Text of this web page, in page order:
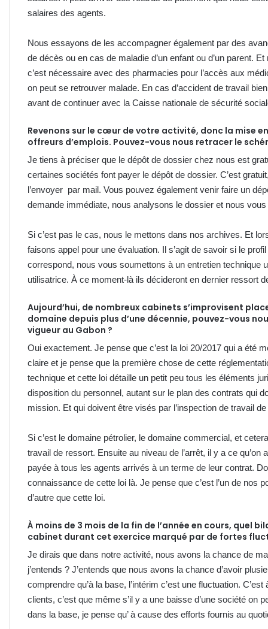
salaires des agents.
Nous essayons de les accompagner également par des
de décès ou en cas de maladie d’un enfant ou d’un parent.
c’est nécessaire avec des pharmacies pour l’accès aux
on peut se retrouver malade. En cas d’accident de travail
avant de continuer avec la Caisse nationale de sécurité
Revenons sur le cœur de votre activité, donc la mise
offreurs d’emplois. Pouvez-vous nous retracer le
Je tiens à préciser que le dépôt de dossier chez nous est
certaines sociétés font payer le dépôt de dossier. C’est
l’envoyer par mail. Vous pouvez également venir faire un
demande immédiate, nous analysons le dossier et nous
Si c’est pas le cas, nous le mettons dans nos archives. Et
faisons appel pour une évaluation. Il s’agit de savoir si le
correspond, nous vous soumettons à un entretien technique
utilisatrice. À ce moment-là ils décideront en dernier ressort
Aujourd’hui, de nombreux cabinets s’improvisent
domaine depuis plus d’une décennie, pouvez-vous
vigueur au Gabon ?
Oui exactement. Je pense que c’est la loi 20/2017 qui a été
claire et je pense que la première chose de cette
technique et cette loi détaille un petit peu tous les éléments
disposition du personnel, autant sur le plan des contrats qui
mission. Et qui doivent être visés par l’inspection de travail
Si c’est le domaine pétrolier, le domaine commercial, et
travail de ressort. Ensuite au niveau de l’arrêt, il y a ce
payée à tous les agents arrivés à un terme de leur contrat.
connaissance de cette loi là. Je pense que c’est l’un de nos
d’autre que cette loi.
À moins de 3 mois de la fin de l’année en cours, quel
cabinet durant cet exercice marqué par de fortes
Je dirais que dans notre activité, nous avons la chance de
j’entends ? J’entends que nous avons la chance d’avoir
comprendre qu’à la base, l’intérim c’est une fluctuation.
clients, c’est que même s’il y a une baisse d’une société on
dans la base, je pense qu’ à cause des efforts fournis au